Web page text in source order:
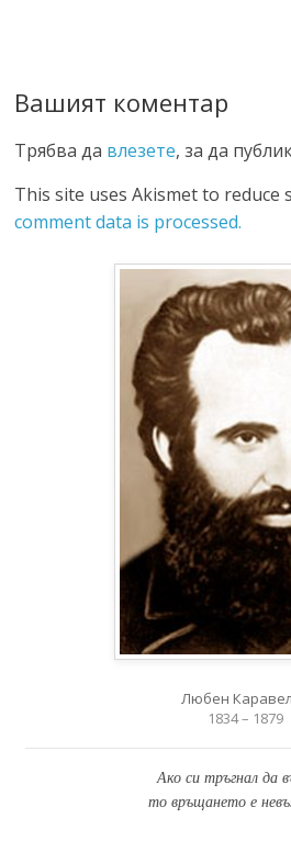
Вашият коментар
Трябва да влезете, за да
This site uses Akismet to reduce
comment data is processed.
Любен
1834 – 1879
Ако си тръгнал да
то връщането е